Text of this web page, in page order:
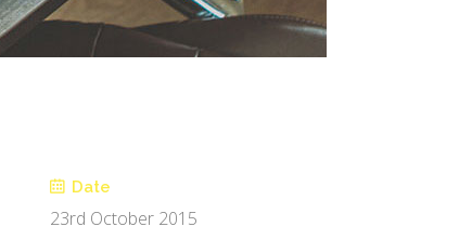
Date
23rd October 2015